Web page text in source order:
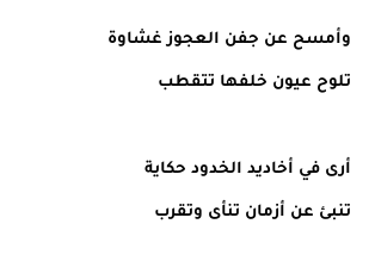
وأمسح عن جفن العجوز غشاوة
تلوح عيون خلفها تتقطب
أرى في أخاديد الخدود حكاية
تنبئ عن أزمان تنأى وتقرب